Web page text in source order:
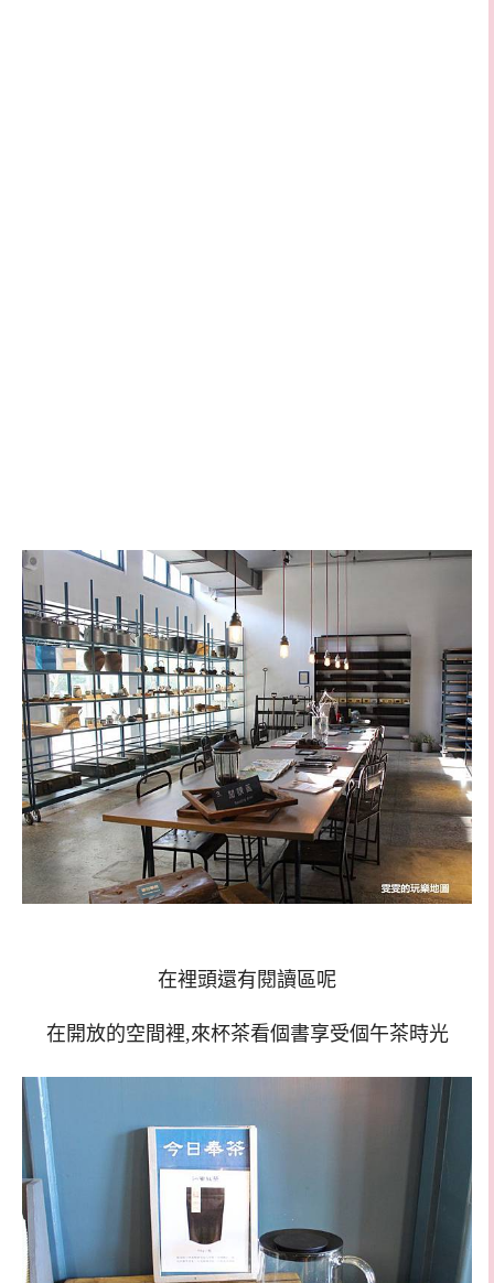
在裡頭還有閱讀區呢
在開放的空間裡,來杯茶看個書享受個午茶時光